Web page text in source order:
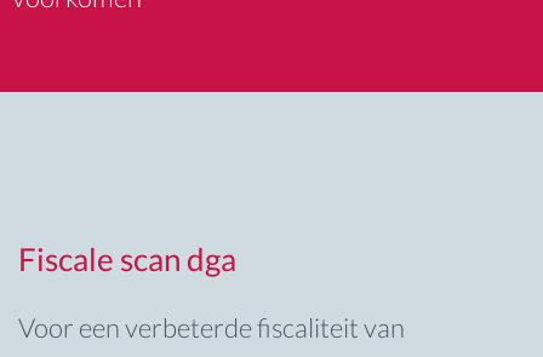
Fiscale scan dga
Voor een verbeterde fiscaliteit van